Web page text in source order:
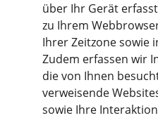
über Ihr Gerät
zu Ihrem
Ihrer Zeitzone sowie
Zudem erfassen wir
die von Ihnen
verweisende
sowie Ihre